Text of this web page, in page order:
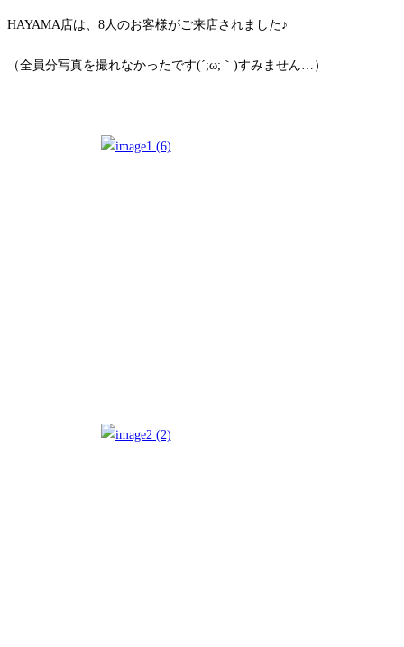
HAYAMA店は、8人のお客様がご来店されました♪
（全員分写真を撮れなかったです(´;ω;｀)すみません…）